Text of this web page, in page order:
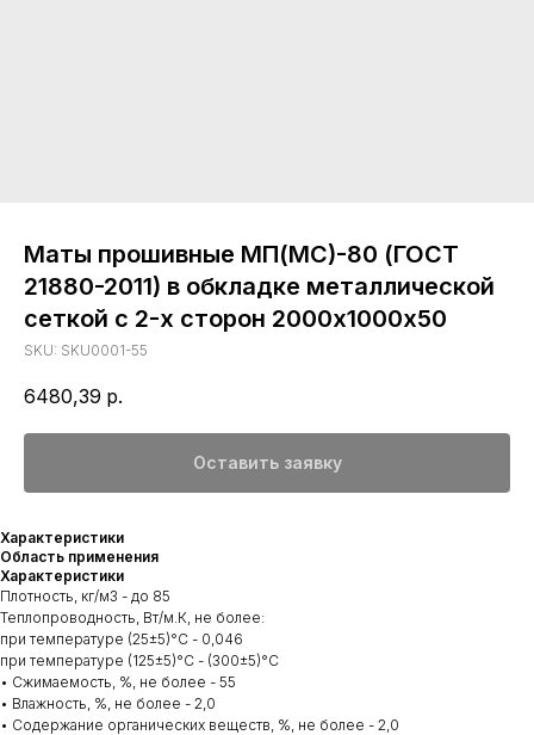
Маты прошивные МП(МС)-80 (ГОСТ
21880-2011) в обкладке металлической
сеткой с 2-х сторон 2000х1000х50
SKU: SKU0001-55
6480,39 р.
Оставить заявку
Характеристики
Область применения
Характеристики
Плотность, кг/м3 - до 85
Теплопроводность, Вт/м.К, не более:
при температуре (25±5)°С - 0,046
при температуре (125±5)°С - (300±5)°С
• Сжимаемость, %, не более - 55
• Влажность, %, не более - 2,0
• Содержание органических веществ, %, не более - 2,0